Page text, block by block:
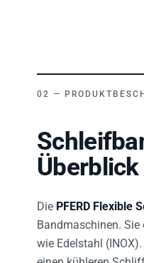
Überblick
Die PFERD Flexible
Bandmaschinen.
wie Edelstahl (INOX).
einen kühleren